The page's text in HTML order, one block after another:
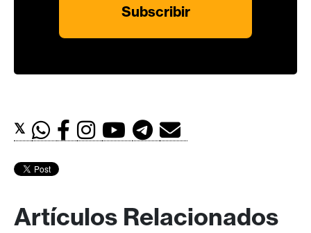
𝕏
Artículos Relacionados